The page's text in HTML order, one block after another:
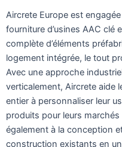
Aircrete Europe est
fourniture d’usines AAC clé
complète d’éléments
logement intégrée, le tout
Avec une approche
verticalement, Aircrete aide
entier à personnaliser leur
produits pour leurs marchés
également à la conception
construction existants en